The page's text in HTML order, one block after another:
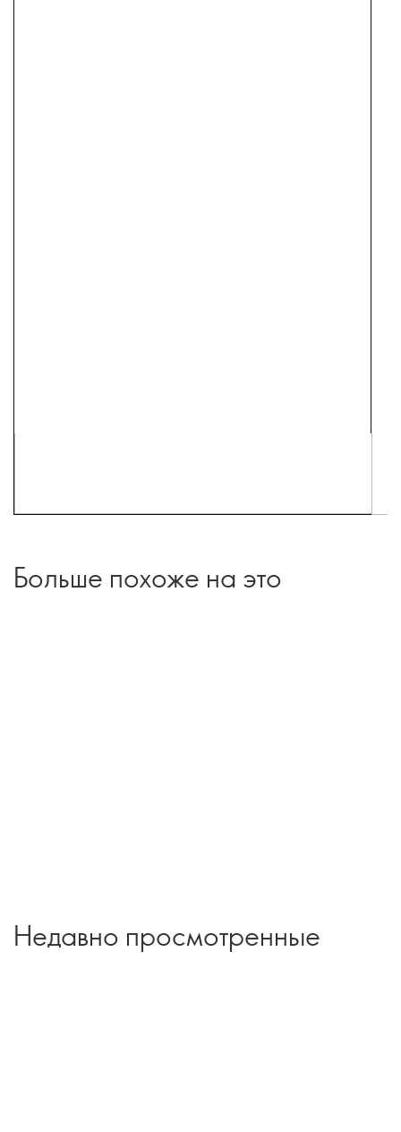
Больше похоже на это
Недавно просмотренные